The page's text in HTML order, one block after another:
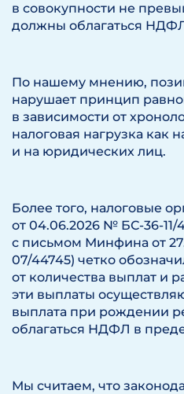
в совокупности не
должны облагаться
По нашему мнению,
нарушает принцип
в зависимости от
налоговая нагрузка как
и на юридических лиц.
Более того, налоговые
от 04.06.2026 № БС-36-11/
с письмом Минфина от
07/44745) четко
от количества выплат и
эти выплаты
выплата при рождении
облагаться НДФЛ в
Мы считаем, что